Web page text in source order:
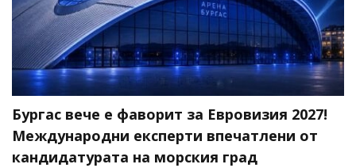
Бургас вече е фаворит за Евровизия 2027!
Международни експерти впечатлени от
кандидатурата на морския град